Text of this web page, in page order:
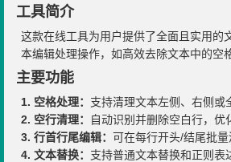
工具简介
这款在线工具为用户提供了全面且实用的
本编辑处理操作，如高效去除文本中的空
主要功能
1. 空格处理： 支持清理文本左侧、右侧或
2. 空行清理：
自动识别并删除空白行，优
3. 行首行尾编辑： 可在每行开头/结尾批
4. 文本替换： 支持普通文本替换和正则表